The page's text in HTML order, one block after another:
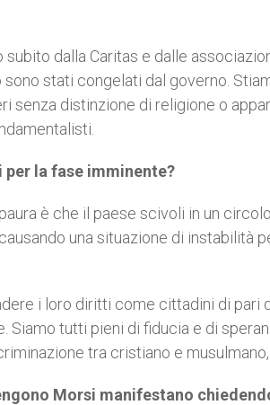
dalla Caritas e dalle
sono stati congelati dal governo.
senza distinzione di religione o
la fase imminente?
è che il paese scivoli in un
una situazione di instabilità
i loro diritti come cittadini di pari
Siamo tutti pieni di fiducia e di
tra cristiano e
Morsi manifestano